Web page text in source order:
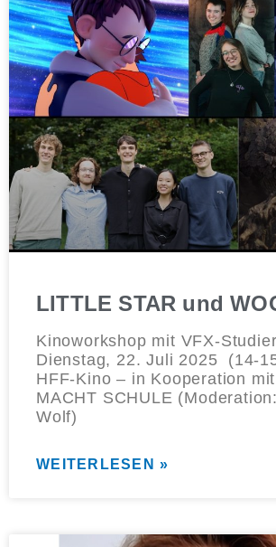
LITTLE STAR und
Kinoworkshop mit VFX-
Dienstag, 22. Juli 2025 (14-
HFF-Kino – in Kooperation
MACHT SCHULE
Wolf)
WEITERLESEN »